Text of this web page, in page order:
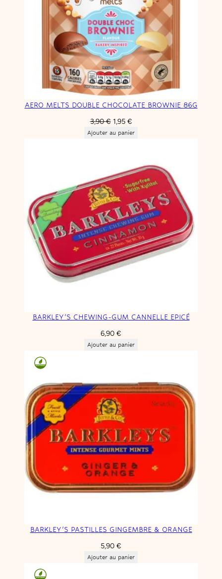
AERO MELTS DOUBLE CHOCOLATE BROWNIE 86G
3,90€ Le
prix
1,95 €Le
prix
1,95 €.
Ajouter au panier
BARKLEY’S CHEWING-GUM CANNELLE EPICÉ
6,90 €
Ajouter au panier
BARKLEY’S PASTILLES GINGEMBRE & ORANGE
5,90 €
Ajouter au panier